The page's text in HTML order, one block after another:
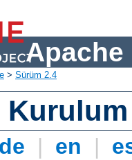
Apache
> Sürüm 2.4
Kurulum
de | en |